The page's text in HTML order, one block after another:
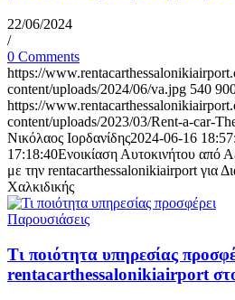
22/06/2024
/
0 Comments
https://
content/uploads/2024/06/va.jpg 540
https://
content/uploads/2023/03/Rent-a-car-
Νικόλαος Ιορδανίδης2024-06-16
17:18:40Ενοικίαση Αυτοκινήτου από
με την rentacarthessalonikiairport για
Χαλκιδικής
Παρουσιάσεις
Τι ποιότητα υπηρεσίας
rentacarthessalonikiairport